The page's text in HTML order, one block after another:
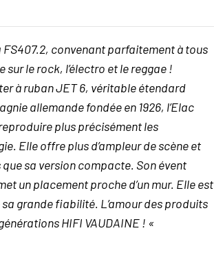
FS407.2, convenant parfaitement à tous
sur le rock, l’électro et le reggae !
à ruban JET 6, véritable étendard
allemande fondée en 1926, l’Elac
plus précisément les
Elle offre plus d’ampleur de scène et
sa version compacte. Son évent
un placement proche d’un mur. Elle est
grande fiabilité. L’amour des produits
HIFI VAUDAINE ! «